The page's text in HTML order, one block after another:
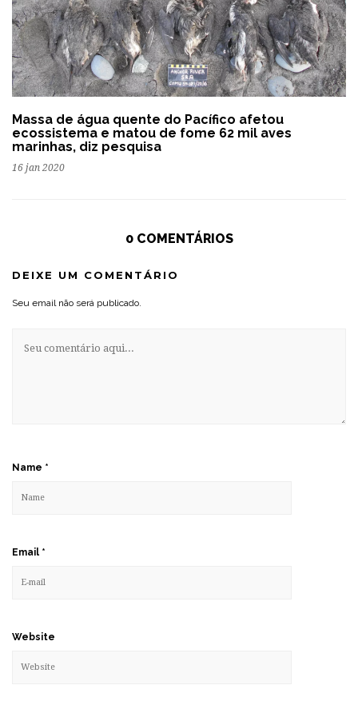
Massa de água quente do Pacífico afetou
ecossistema e matou de fome 62 mil aves
marinhas, diz pesquisa
16 jan 2020
0 COMENTÁRIOS
DEIXE UM COMENTÁRIO
Seu email não será publicado.
Name *
Email *
Website